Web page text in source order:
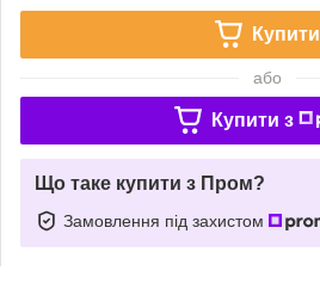
Купити
або
Купити з
Що таке купити з Пром?
Замовлення під захистом